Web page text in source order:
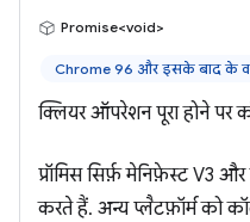
Promise<void>
Chrome 96 और इसके बाद के
क्लियर ऑपरेशन पूरा होने पर
प्रॉमिस सिर्फ़ मेनिफ़ेस्ट V3
करते हैं. अन्य प्लैटफ़ॉर्म को